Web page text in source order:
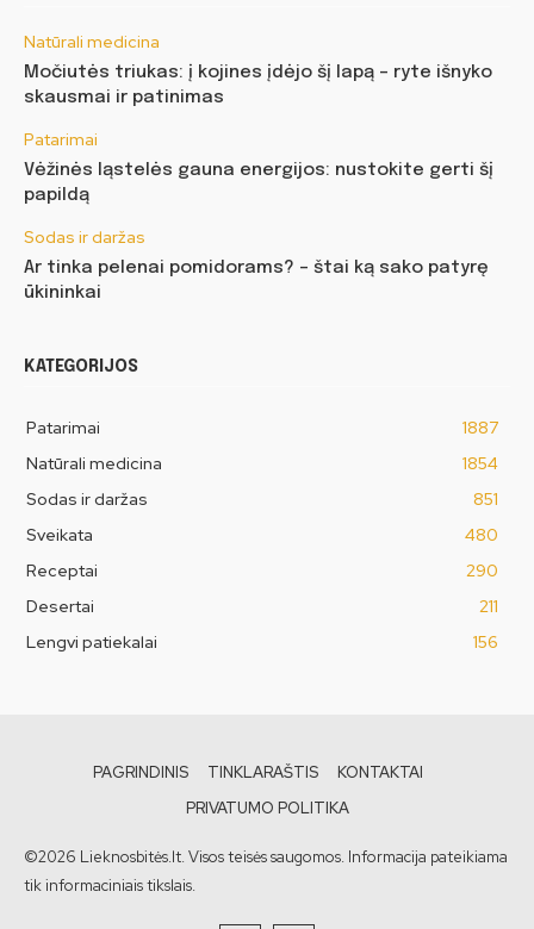
Natūrali medicina
Močiutės triukas: į kojines įdėjo šį lapą – ryte išnyko
skausmai ir patinimas
Patarimai
Vėžinės ląstelės gauna energijos: nustokite gerti šį
papildą
Sodas ir daržas
Ar tinka pelenai pomidorams? – štai ką sako patyrę
ūkininkai
KATEGORIJOS
Patarimai
1887
Natūrali medicina
1854
Sodas ir daržas
851
Sveikata
480
Receptai
290
Desertai
211
Lengvi patiekalai
156
PAGRINDINIS TINKLARAŠTIS
KONTAKTAI
PRIVATUMO POLITIKA
©2026 Lieknosbitės.lt. Visos teisės saugomos. Informacija pateikiama
tik informaciniais tikslais.